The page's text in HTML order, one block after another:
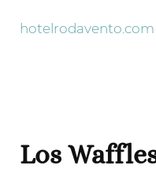
hotelrodavento.com
Los